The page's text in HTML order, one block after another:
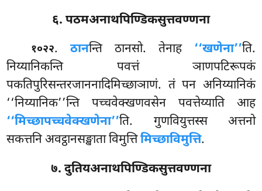
६. पठमअनाथपिण्डिकसुत्तवण्णना
१०२२. ठानन्ति ठानसो. तेनाह ‘‘खणेना’’ति.
निय्यानिकन्ति पवत्तं ञाणपटिरूपकं
पकतिपुरिसन्तरजाननादिमिच्छाञाणं. तं पन अनिय्यानिकं
‘‘निय्यानिक’’न्ति पच्चवेक्खणवसेन पवत्तेय्याति आह
‘‘मिच्छापच्चवेक्खणेना’’ति. गुणवियुत्तस्स अत्तनो
सकत्तनि अवट्ठानसङ्खाता विमुत्तिमिच्छाविमुत्ति.
७. दुतियअनाथपिण्डिकसुत्तवण्णना